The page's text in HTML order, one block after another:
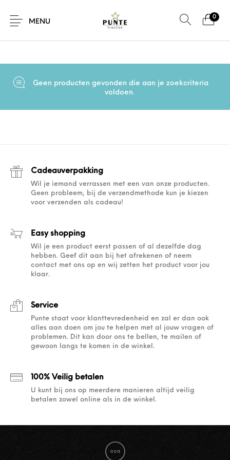
MENU
0
Horloges
Home / Product Maat
Geen producten gevonden die aan je zoekcriteria
voldoen.
Cadeauverpakking
Wil je iemand verrassen met een van onze producten.
Geen probleem, bij de verzendmethode kun je kiezen
voor verzenden als cadeau!
Easy shopping
Wil je een product eerst passen of al dezelfde dag
hebben. Geef dit aan bij het afrekenen of neem
contact met ons op en wij zetten het product voor jou
klaar.
Service
Punte staat voor klanttevredenheid en zal er dan ook
alles aan doen om jou te helpen met al jouw vragen of
problemen. Dit kan door ons te bellen, te mailen of
gewoon langs te komen in de winkel.
100% Veilig betalen
U kunt bij ons op meerdere manieren altijd veilig
betalen zowel online als in de winkel.